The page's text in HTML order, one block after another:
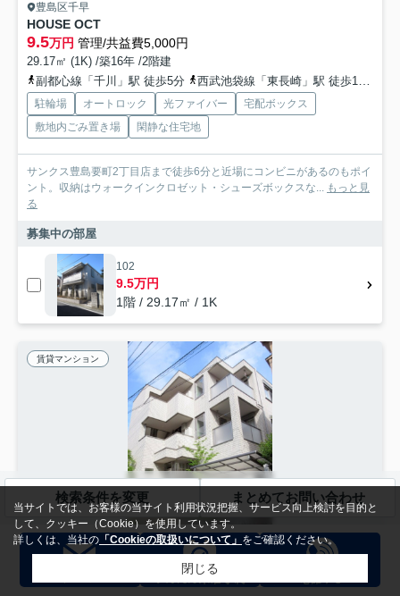
豊島区千早
HOUSE OCT
9.5万円 管理/共益費5,000円
29.17㎡ (1K) /築16年 /2階建
副都心線「千川」駅 徒歩5分
西武池袋線「東長崎」駅 徒歩13分
駐輪場 オートロック 光ファイバー
宅配ボックス
敷地内ごみ置き場
閑静な住宅地
サンクス豊島要町2丁目店まで徒歩6分と近場にコンビニがあるのもポイ
ント。収納はウォークインクロゼット・シューズボックスな... もっと見
る
募集中の部屋
102
9.5万円
1階 / 29.17㎡ / 1K
賃貸マンション
Ｖｅｇａ ｋｏｍａｇｏｍｅ Ｅａｓｔ
検索条件を変更 まとめてお問い合わせ
当サイトでは、お客様の当サイト利用状況把握、サービス向上検討を目的と
して、クッキー（Cookie）を使用しています。
詳しくは、当社の 「Cookieの取扱いについて」 をご確認ください。
閉じる